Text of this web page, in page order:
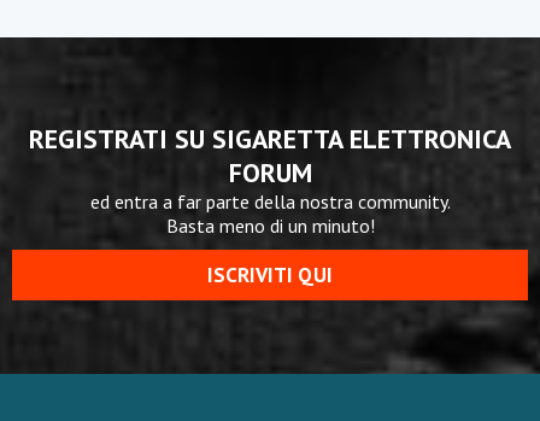
REGISTRATI SU SIGARETTA ELETTRONICA
FORUM
ed entra a far parte della nostra community.
Basta meno di un minuto!
ISCRIVITI QUI